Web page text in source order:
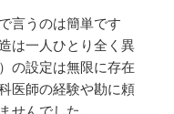
言うのは簡単です
は一人ひとり全く異
の設定は無限に存在
医師の経験や勘に頼